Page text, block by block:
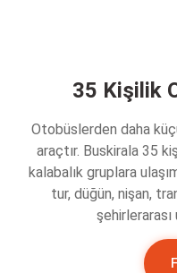
35 Kişilik
Otobüslerden daha
araçtır. Buskirala 35
kalabalık gruplara
tur, düğün, nişan,
şehirlerarası